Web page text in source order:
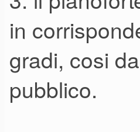
in
gradi, cosi
pubblico.